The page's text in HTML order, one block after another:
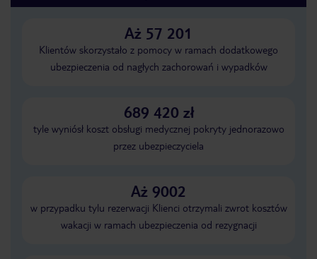
Aż 57 201
Klientów skorzystało z pomocy w ramach dodatkowego
ubezpieczenia od nagłych zachorowań i wypadków
689 420 zł
tyle wyniósł koszt obsługi medycznej pokryty jednorazowo
przez ubezpieczyciela
Aż 9002
w przypadku tylu rezerwacji Klienci otrzymali zwrot kosztów
wakacji w ramach ubezpieczenia od rezygnacji